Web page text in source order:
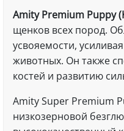
Amity Premium Puppy
щенков всех пород.
усвояемости,
животных. Он также
костей и развитию
Amity Super Premium
низкозерновой